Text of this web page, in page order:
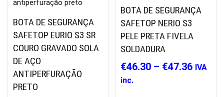
BOTA DE SEGURANÇA
SAFETOP EURIO S3 SR
COURO GRAVADO SOLA
DE AÇO
ANTIPERFURAÇÃO
PRETO
BOTA DE SEGURANÇA
SAFETOP NERIO S3
PELE PRETA FIVELA
SOLDADURA
€46.30 – €47.36 IVA
inc.